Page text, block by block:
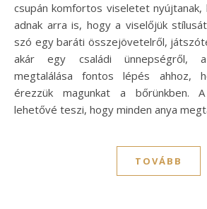
csupán komfortos viseletet
adnak arra is, hogy a viselőjük
szó egy baráti összejövetelről,
akár egy családi ünnepségről,
megtalálása fontos lépés ahhoz,
érezzük magunkat a bőrünkben.
lehetővé teszi, hogy minden anya
TOVÁBB